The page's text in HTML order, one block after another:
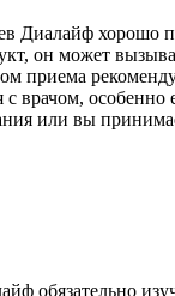
Диалайф хорошо
он может
приема
с врачом, особенно
или вы
обязательно